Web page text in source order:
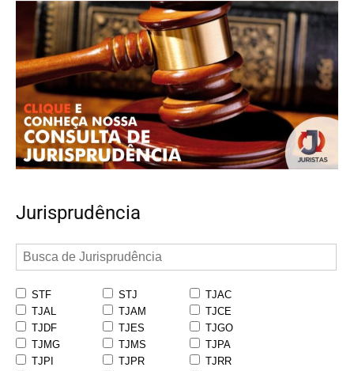
Jurisprudência
STF STJ
TJAC
TJAL
TJAM
TJCE
TJDF
TJES
TJGO
TJMG
TJMS
TJPA
TJPI
TJPR
TJRR